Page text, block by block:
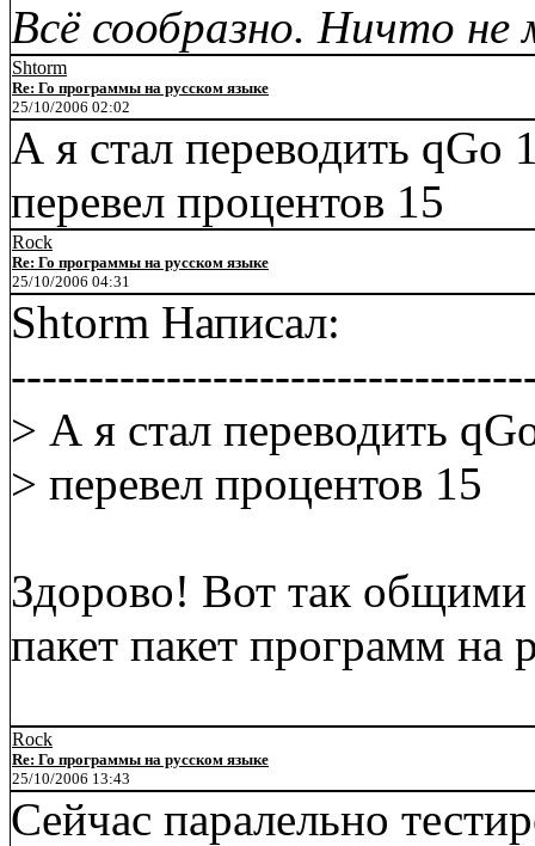
Всё сообразно. Ничто не
Shtorm
Re: Го программы на русском языке
25/10/2006 02:02
А я стал переводить qGo
перевел процентов 15
Rock
Re: Го программы на русском языке
25/10/2006 04:31
Shtorm Написал:
> А я стал переводить
> перевел процентов 15
Здорово! Вот так
пакет пакет программ на
Rock
Re: Го программы на русском языке
25/10/2006 13:43
Сейчас паралельно